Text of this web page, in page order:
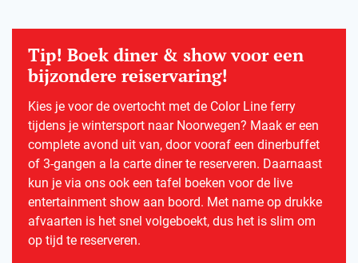
Tip! Boek diner & show voor een
bijzondere reiservaring!
Kies je voor de overtocht met de Color Line ferry
tijdens je wintersport naar Noorwegen? Maak er een
complete avond uit van, door vooraf een dinerbuffet
of 3-gangen a la carte diner te reserveren. Daarnaast
kun je via ons ook een tafel boeken voor de live
entertainment show aan boord. Met name op drukke
afvaarten is het snel volgeboekt, dus het is slim om
op tijd te reserveren.